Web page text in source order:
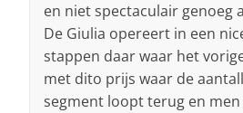
en niet spectaculair genoeg
De Giulia opereert in een
stappen daar waar het
met dito prijs waar de
segment loopt terug en